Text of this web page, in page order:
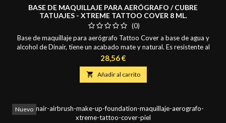
BASE DE MAQUILLAJE PARA AERÓGRAFO / CUBRE
TATUAJES - XTREME TATTOO COVER 8 ML.
(0)
Base de maquillaje para aerógrafo Tattoo Cover a base de agua y
alcohol de Dinair, tiene un acabado mate y natural. Es resistente al
agua, su formula es rápida y fácil de aplicar y de limpiar. Puede cubrir
los tatuajes con una sola capa de aplicación de color. No se necesitan
neutralizadores, ni otro tipo de correctores adicionales. Esta base
altamente...
Precio
28,56 €
 Añadir al carrito
Nuevo